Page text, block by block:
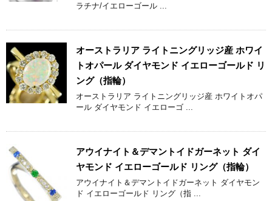
ラチナ/イエローゴール ...
オーストラリア ライトニングリッジ産 ホワイ
トオパール ダイヤモンド イエローゴールド リ
ング（指輪）
オーストラリア ライトニングリッジ産 ホワイトオパ
ール ダイヤモンド イエローゴ ...
アウイナイト＆デマントイドガーネット ダイ
ヤモンド イエローゴールド リング（指輪）
アウイナイト＆デマントイドガーネット ダイヤモン
ド イエローゴールド リング（指 ...